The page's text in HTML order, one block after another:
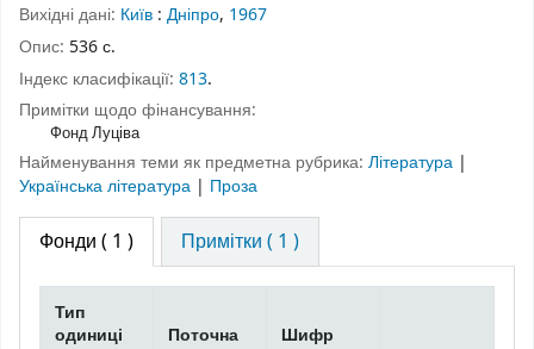
Вихідні дані: Київ : Дніпро, 1967
Опис: 536 с.
Індекс класифікації: 813.
Примітки щодо фінансування:
Фонд Луціва
Найменування теми як предметна рубрика: Література |
Українська література | Проза
Фонди ( 1 ) Примітки ( 1 )
Тип
одиниці
Поточна
Шифр